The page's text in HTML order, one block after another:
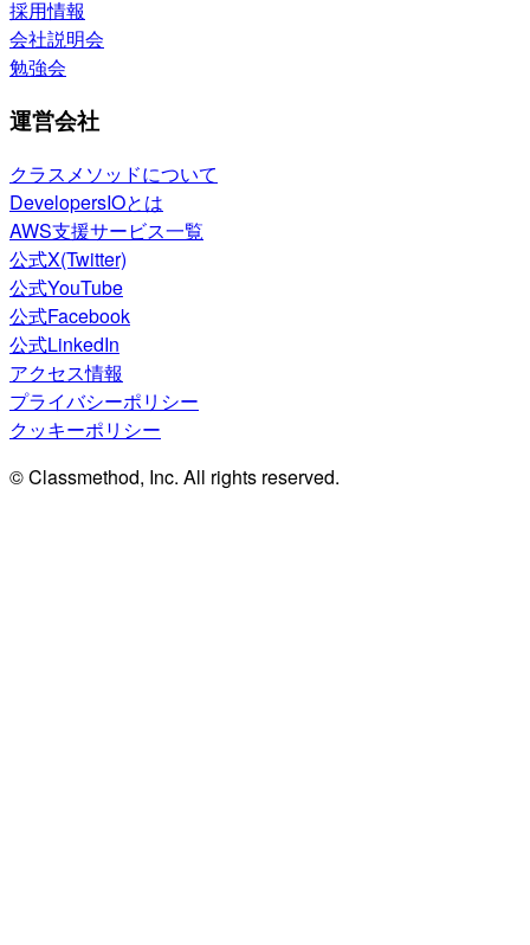
採用情報
会社説明会
勉強会
運営会社
クラスメソッドについて
DevelopersIOとは
AWS支援サービス一覧
公式X(Twitter)
公式YouTube
公式Facebook
公式LinkedIn
アクセス情報
プライバシーポリシー
クッキーポリシー
© Classmethod, Inc. All rights reserved.